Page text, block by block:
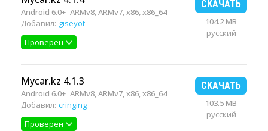
Android 6.0+ ARMv8, ARMv7, x86, x86_64
Добавил: giseyot
Проверен
СКАЧАТЬ
104.2 MB
русский
Mycar.kz 4.1.3
Android 6.0+ ARMv8, ARMv7, x86, x86_64
Добавил: cringing
Проверен
СКАЧАТЬ
103.5 MB
русский